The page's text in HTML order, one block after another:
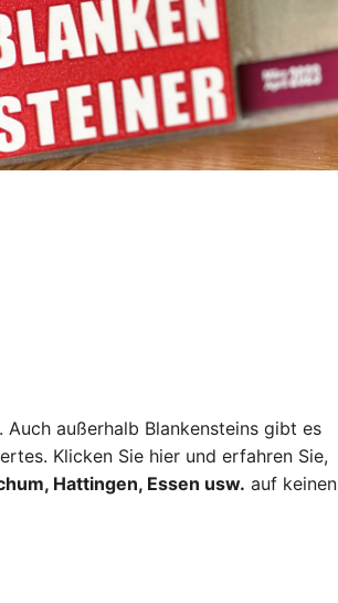
Auch außerhalb Blankensteins gibt es
Klicken Sie hier und erfahren Sie,
Hattingen, Essen usw. auf keinen